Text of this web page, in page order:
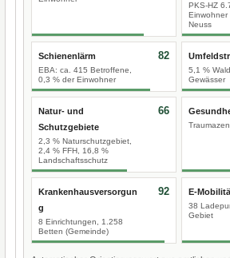
PKS-HZ
Einwohner
Neuss
Schienenlärm
EBA: ca. 415 Betroffene,
0,3 % der Einwohner
82
5,1 %
Gewässer
Natur- und
Schutzgebiete
2,3 % Naturschutzgebiet,
2,4 % FFH, 16,8 %
Landschaftsschutz
66
Krankenhausversorgun
g
8 Einrichtungen, 1.258
Betten (Gemeinde)
92 E-
38
Gebiet